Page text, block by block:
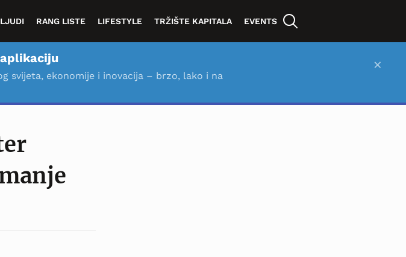
LJUDI RANG LISTE LIFESTYLE TRŽIŠTE KAPITALA EVENTS
svijeta, ekonomije i inovacija – brzo, lako i na
×